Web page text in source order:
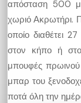
απόσταση 500
χωριό Ακρωτήρι.
οποίο διαθέτει
στον κήπο ή στο
μπουφές
μπαρ του
ποτά όλη την